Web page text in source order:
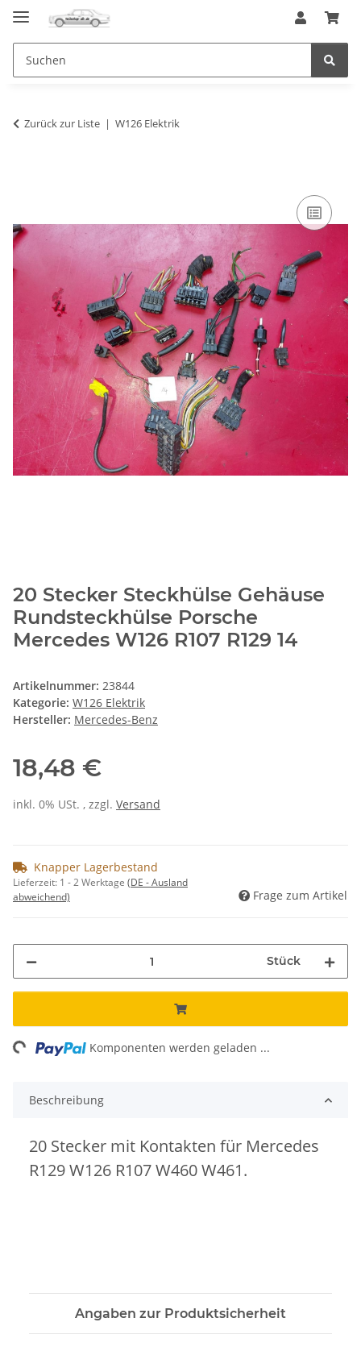
Zurück zur Liste W126 Elektrik
20 Stecker Steckhülse Gehäuse
Rundsteckhülse Porsche
Mercedes W126 R107 R129 14
Artikelnummer: 23844
Kategorie: W126 Elektrik
Hersteller: Mercedes-Benz
18,48 €
inkl. 0% USt. , zzgl. Versand
Knapper Lagerbestand
Lieferzeit: 1 - 2 Werktage (DE - Ausland
abweichend)
Frage zum Artikel
Stück
Komponenten werden geladen ...
Beschreibung
20 Stecker mit Kontakten für Mercedes
R129 W126 R107 W460 W461.
Angaben zur Produktsicherheit